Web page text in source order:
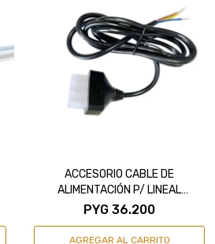
ACCESORIO CABLE DE
ALIMENTACIÓN P/ LINEAL
CONECTABLE 150CM
PYG 36.200